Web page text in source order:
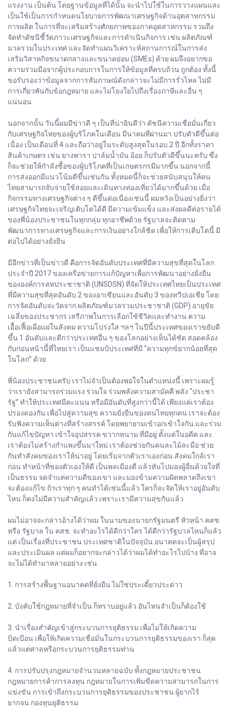
แรงงาน เป็นต้น โดยฐานข้อมูลที่ได้นั้น จะนำไปใช้ในการวางแผนและ
เป็นใช้เป็นการกำหนดนโยบายการพัฒนาเศรษฐกิจด้านอุตสาหกรรม
การผลิต ในการที่จะเสริมสร้างศักยภาพของภาคอุตสาหกรรม รวมถึง
จัดทำดัชนีชี้วัดภาวะเศรษฐกิจและการดำเนินกิจการ เช่น ผลิตภัณฑ์
มวลรวมในประเทศ และจัดทำแผนวิเคราะห์สถานการณ์ในการส่ง
เสริมวิสาหกิจขนาดกลางและขนาดย่อม (SMEs) ด้วย ผมจึงอยากขอ
ความร่วมมือจากผู้ประกอบการในการให้ข้อมูลที่ครบถ้วน ถูกต้อง ทั้งนี้
ขอรับรองว่าข้อมูลจากการสัมภาษณ์ดังกล่าวจะไม่มีการรั่วไหล ไม่มี
การเกี่ยวพันกับข้อกฎหมาย และไม่โยงใยไปถึงเรื่องภาษีและอื่น ๆ
แน่นอน
นอกจากนั้น วันนี้ผมมีข่าวดี ๆ เป็นที่น่ายินดีว่า ดัชนีความเชื่อมั่นเกี่ยว
กับเศรษฐกิจไทยของผู้บริโภคในเดือน มีนาคมที่ผ่านมา ปรับตัวดีขึ้นต่อ
เนื่อง เป็นเดือนที่ 4 และถือว่าอยู่ในระดับสูงสุดในรอบ 2 ปี อีกทั้งราคา
สินค้าเกษตร เช่น ยางพารา ปาล์มน้ำมัน อ้อย ก็ปรับตัวดีขึ้นนะครับ ซึ่ง
ก็จะช่วยให้กำลังซื้อของผู้บริโภคที่เป็นเกษตรกรมีมากขึ้น นอกจากนี้
การส่งออกมีแนวโน้มดีขึ้นเช่นกัน ทั้งหมดนี้ก็จะช่วยสนับสนุนให้คน
ไทยสามารถจับจ่ายใช้สอยและเดินทางท่องเที่ยวได้มากขึ้นด้วย เมื่อ
กิจกรรมทางเศรษฐกิจต่าง ๆ ดีขึ้นต่อเนื่องเช่นนี้ ผมหวังเป็นอย่างยิ่งว่า
เศรษฐกิจไทยจะเจริญเติบโตได้ดี มีความเข้มแข็ง และส่งผลดีต่อรายได้
ของพี่น้องประชาชนในทุกกลุ่ม ทุกอาชีพด้วย รัฐบาลจะติดตาม
พัฒนาการทางเศรษฐกิจและการเงินอย่างใกล้ชิด เพื่อให้การเติบโตนี้ มี
ต่อไปได้อย่างยั่งยืน
มีอีกข่าวที่เป็นข่าวดี คือการจัดอันดับประเทศที่มีความสุขที่สุดในโลก
ประจำปี 2017 ของเครือข่ายการแก้ปัญหาเพื่อการพัฒนาอย่างยั่งยืน
ขององค์การสหประชาชาติ (UNSDSN) ที่จัดให้ประเทศไทยเป็นประเทศ
ที่มีความสุขที่สุดอันดับ 2 ของอาเซียนและอันดับ 3 ของทวีปเอเชีย โดย
การจัดอันดับจะวัดจาก ผลิตภัณฑ์มวลรวมประชาชาติ (GDP) อายุขัย
เฉลี่ยของประชากร เสรีภาพในการเลือกใช้ชีวิตและทำงาน ความ
เอื้อเฟื้อเผื่อแผ่ในสังคม ความโปร่งใส ฯลฯ ในปีนี้ประเทศของเราขยับดี
ขึ้น 1 อันดับและดีกว่าประเทศอื่น ๆ ของโลกอย่างเห็นได้ชัด สอดคล้อง
กับก่อนหน้านี้ที่ไทยเรา เป็นแชมป์ประเทศที่มี “ความทุกข์ยากน้อยที่สุด
ในโลก” ด้วย
พี่น้องประชาชนครับ เราไม่จำเป็นต้องพอใจในตำแหน่งนี้ เพราะผมรู้
ว่าเรายังสามารถร่วมแรง ร่วมใจ ร่วมพลังความสามัคคี พลัง “ประชา
รัฐ” ทำให้ประเทศมีคะแนน หรือมีอันดับที่สูงกว่านี้ได้ เพียงแค่เราต้อง
ปรองดองกัน เพื่อไปสู่ความสุข ความยั่งยืนของคนไทยทุกคน เราจะต้อง
รับฟังความเห็นต่างที่สร้างสรรค์ โดยพยายามเข้าอกเข้าใจกัน และร่วม
กันแก้ไขปัญหา เข้าใจอุปสรรค ขวากหนาม ที่มีอยู่ ตั้งแต่ในอดีต และ
เราต้องไม่สร้างกำแพงขึ้นมาใหม่ เราต้องช่วยกันคนละไม้ละมือ ช่วย
กันทำสังคมของเราให้น่าอยู่ โดยเริ่มจากตัวเราเองก่อน สังคมใกล้เรา
ก่อน ทำหน้าที่ของตัวเองให้ดี เป็นพลเมืองดี แล้วหันไปมองผู้อื่นด้วยใจที่
เป็นธรรม จดจำแต่ความดีของเขา และมองข้ามความผิดพลาดถึงเขา
จะต้องแก้ไข ถ้าเราทุก ๆ คนทำได้เช่นนี้แล้ว ใครก็จะจัดให้เราอยู่อันดับ
ไหน ก็คงไม่มีความสำคัญแล้ว เพราะเรามีความสุขกันแล้ว
ผมไม่อาจจะกล่าวอ้างได้ว่าผม ในนามของนายกรัฐมนตรี หัวหน้า คสช.
หรือ รัฐบาล ใน คสช. จะทำอะไรได้ดีกว่าใคร ได้ดีกว่ารัฐบาลไหนก็แล้ว
แต่ เป็นเรื่องที่ประชาชน ประเทศชาติในปัจจุบัน อนาคตจะเป็นผู้สรุป
และประเมินผล แต่ผมก็อยากจะกล่าวได้ว่าผมได้ทำอะไรไปบ้าง ที่อาจ
จะไม่ได้ทำมาหลายอย่าง เช่น
1. การสร้างพื้นฐานอนาคตที่ยั่งยืน ไม่ใช่ประเดี๋ยวประด่าว
2. บังคับใช้กฎหมายที่จำเป็น ก็ทราบอยู่แล้ว อันไหนจำเป็นก็ต้องใช้
3. นำเรื่องสำคัญเข้าสู่กระบวนการยุติธรรม เพื่อไม่ให้เกิดความ
บิดเบือน เพื่อให้เกิดความเชื่อมั่นในกระบวนการยุติธรรมของเรา ก็สุด
แล้วแต่ศาลหรือกระบวนการยุติธรรมท่าน
4. การปรับปรุงกฎหมายจำนวนหลายฉบับ ทั้งกฎหมายประชาชน
กฎหมายการค้าการลงทุน กฎหมายในการเพิ่มขีดความสามารถในการ
แข่งขัน การเข้าถึงกระบวนการยุติธรรมของประชาชน ผู้ยากไร้
ยากจน กองทุนยุติธรรม